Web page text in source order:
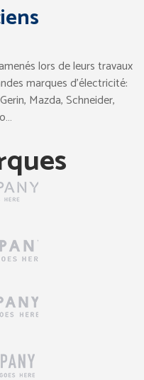
lors de leurs travaux
marques d’électricité:
Mazda, Schneider,